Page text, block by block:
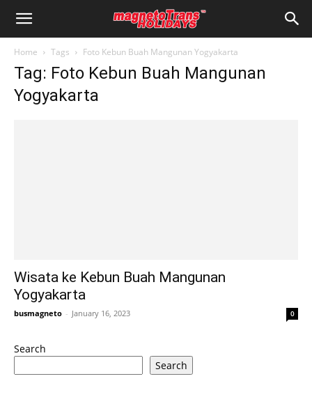
Home Tags Foto Kebun Buah Mangunan Yogyakarta
Tag: Foto Kebun Buah Mangunan
Yogyakarta
Wisata ke Kebun Buah Mangunan
Yogyakarta
busmagneto - January 16, 2023 0
Search
Search